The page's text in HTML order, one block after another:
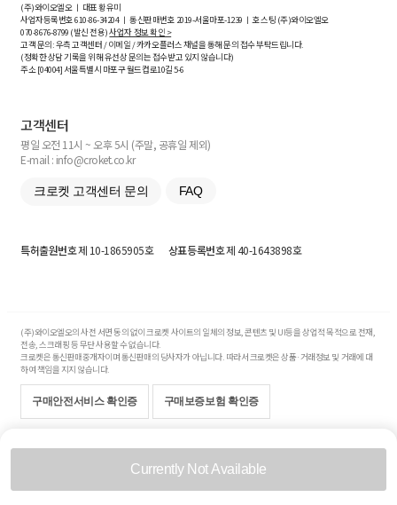
Currently Not Available
(주)와이오엘오 ㅣ 대표 황유미
사업자등록번호610-86-34204ㅣ 통신판매번호 2019-서울마포-1239 ㅣ 호스팅 (주)와이오엘오
070-8676-8799 (발신 전용)사업자 정보 확인 >
고객 문의: 우측 고객센터 / 이메일 / 카카오플러스 채널을 통해 문의 접수 부탁드립니다.
(정확한 상담 기록을 위해 유선상 문의는 접수받고 있지 않습니다)
주소 [04004] 서울특별시 마포구 월드컵로10길5-6
고객센터
평일 오전 11시 ~ 오후 5시 (주말, 공휴일 제외)
E-mail : info@croket.co.kr
크로켓 고객센터 문의 FAQ
특허출원번호제 10-1865905호 상표등록번호제 40-1643898호
(주)와이오엘오의 사전 서면 동의 없이 크로켓 사이트의 일체의 정보, 콘텐츠 및 UI등을 상업적 목적으로 전재,
전송, 스크래핑 등 무단 사용할 수 없습니다.
크로켓은 통신판매중개자이며 통신판매의 당사자가 아닙니다. 따라서 크로켓은 상품·거래정보 및 거래에 대
하여 책임을 지지 않습니다.
구매안전서비스 확인증 구매보증보험 확인증